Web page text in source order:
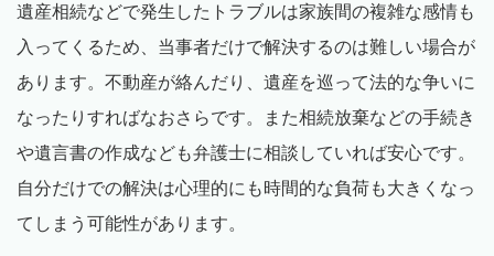
遺産相続などで発生したトラブルは家族間の複雑な感情も
入ってくるため、当事者だけで解決するのは難しい場合が
あります。不動産が絡んだり、遺産を巡って法的な争いに
なったりすればなおさらです。また相続放棄などの手続き
や遺言書の作成なども弁護士に相談していれば安心です。
自分だけでの解決は心理的にも時間的な負荷も大きくなっ
てしまう可能性があります。